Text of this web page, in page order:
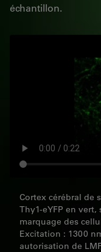
échantillon.
Cortex cérébral de
Thy1-eYFP en
marquage des
Excitation : 1300
autorisation de